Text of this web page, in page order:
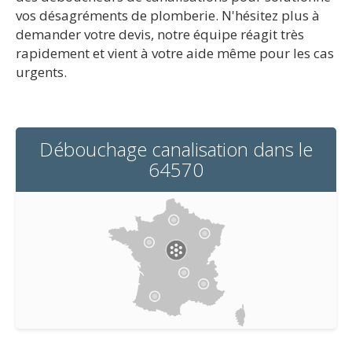
vos désagréments de plomberie. N'hésitez plus à
demander votre devis, notre équipe réagit très
rapidement et vient à votre aide même pour les cas
urgents.
Débouchage canalisation dans le
64570